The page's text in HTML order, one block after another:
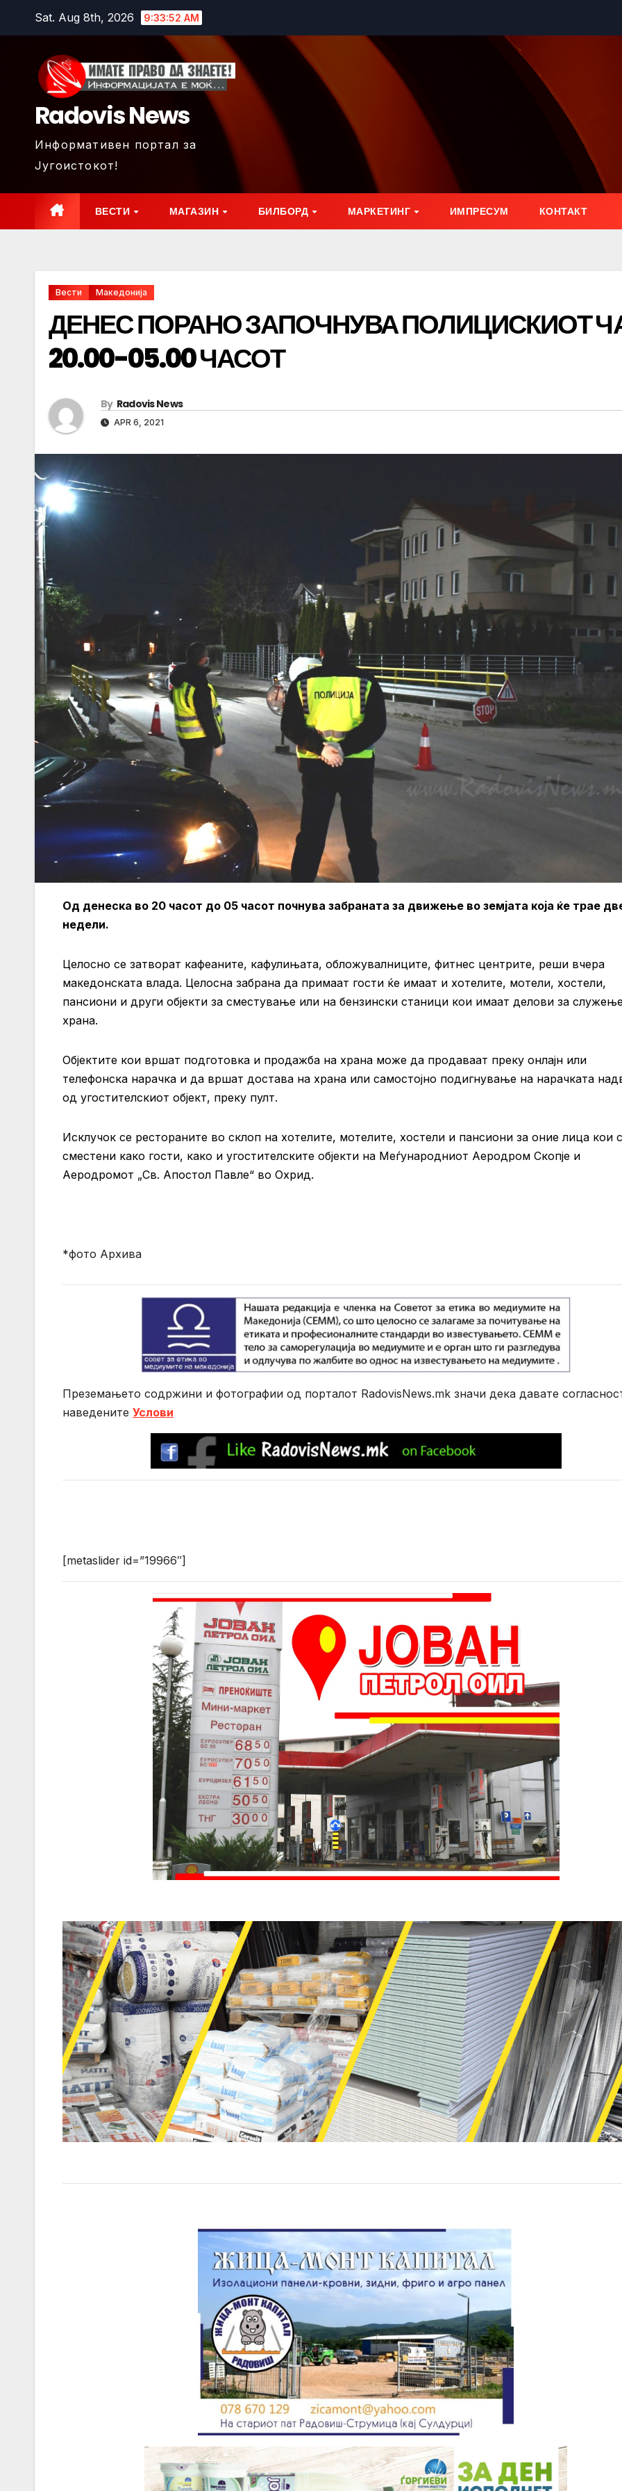
Sat. Aug 8th, 2026 9:33:54 AM
Radovis News
Информативен портал за
Југоистокот!
ВЕСТИ МАГАЗИН БИЛБОРД МАРКЕТИНГ ИМПРЕСУМ КОНТАКТ
Вести Македонија
ДЕНЕС ПОРАНО ЗАПОЧНУВА ПОЛИЦИСКИОТ
20.00-05.00 ЧАСОТ
By Radovis News
APR 6, 2021
Од денеска во 20 часот до 05 часот почнува забраната за движење во земјата која ќе трае
недели.
Целосно се затворат кафеаните, кафулињата, обложувалниците, фитнес центрите, реши вчера
македонската влада. Целосна забрана да примаат гости ќе имаат и хотелите, мотели, хостели,
пансиони и други објекти за сместување или на бензински станици кои имаат делови за
храна.
Објектите кои вршат подготовка и продажба на храна може да продаваат преку онлајн или
телефонска нарачка и да вршат достава на храна или самостојно подигнување на нарачката
од угостителскиот објект, преку пулт.
Исклучок се рестораните во склоп на хотелите, мотелите, хостели и пансиони за оние лица кои
сместени како гости, како и угостителските објекти на Меѓународниот Аеродром Скопје и
Аеродромот „Св. Апостол Павле“ во Охрид.
*фото Архива
Преземањето содржини и фотографии од порталот RadovisNews.mk значи дека давате
нaведените Услови
[metaslider id=”19966″]